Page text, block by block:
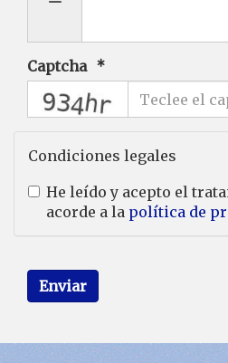
Captcha
captcha
Condiciones legales
He leído y acepto el
acorde a la política de
Enviar